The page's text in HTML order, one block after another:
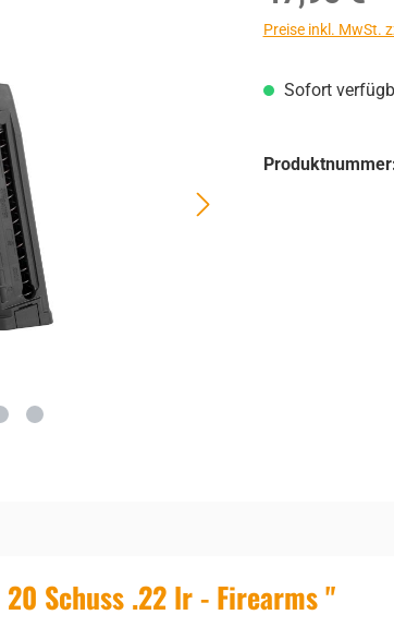
Preise inkl. MwSt.
Sofort
Schuss .22 lr - Firearms "